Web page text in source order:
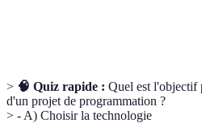
> 🧠 Quiz rapide : Quel est l'objectif
d'un projet de programmation ?
> - A) Choisir la technologie